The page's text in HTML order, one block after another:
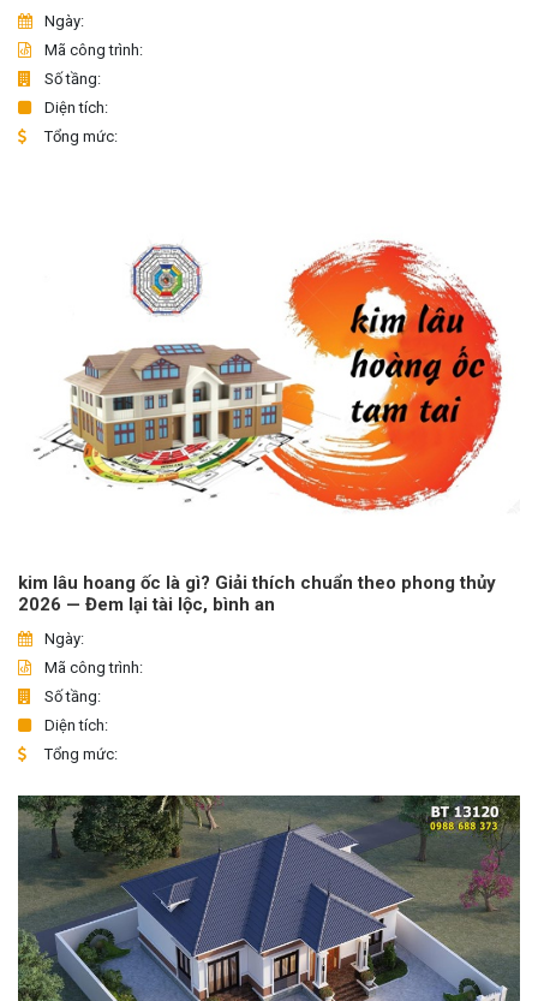
Ngày:
Mã công trình:
Số tầng:
Diện tích:
Tổng mức:
kim lâu hoang ốc là gì? Giải thích chuẩn theo phong thủy
2026 — Đem lại tài lộc, bình an
Ngày:
Mã công trình:
Số tầng:
Diện tích:
Tổng mức: